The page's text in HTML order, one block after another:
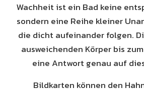
Wachheit ist ein Bad keine
sondern eine Reihe kleiner
die dicht aufeinander folgen.
ausweichenden Körper bis
eine Antwort genau auf
Bildkarten können den